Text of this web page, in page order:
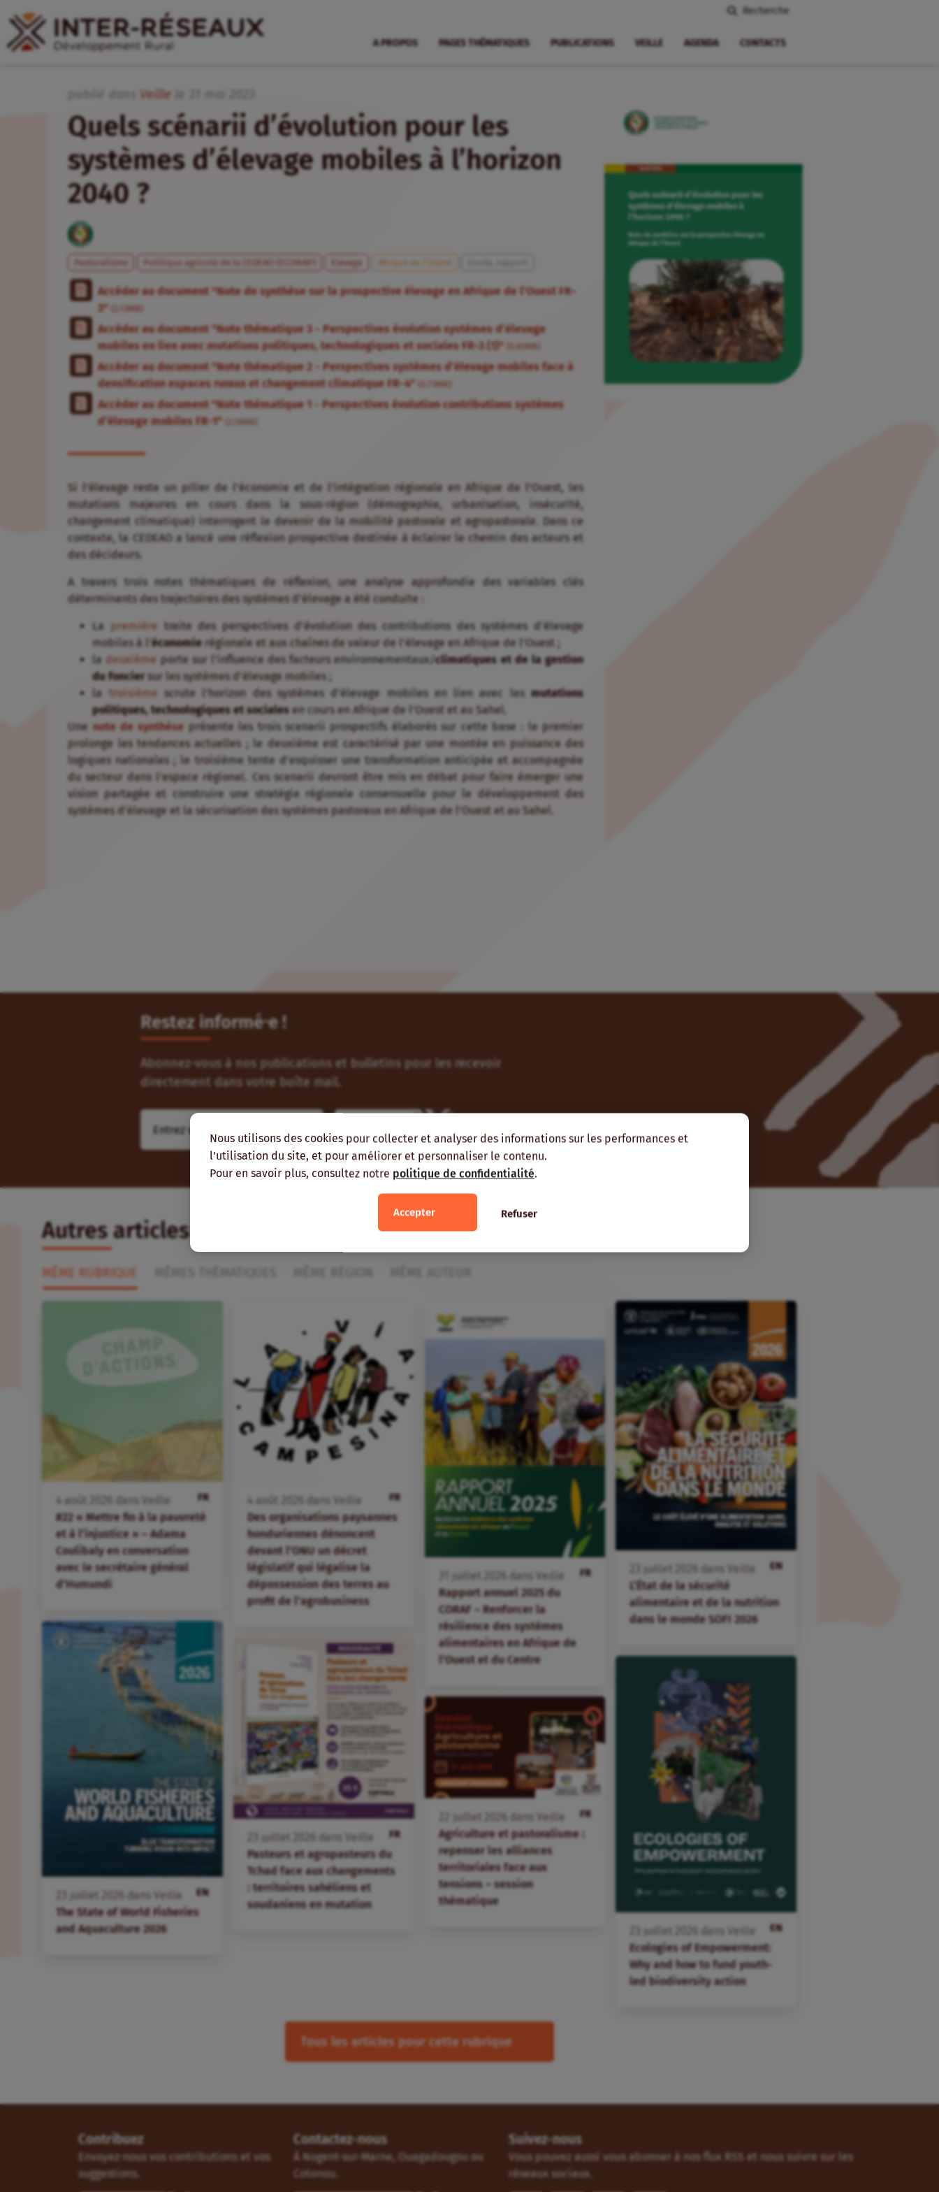
Nous utilisons des cookies pour collecter et analyser des informations sur les performances et
l'utilisation du site, et pour améliorer et personnaliser le contenu.
Pour en savoir plus, consultez notre politique de confidentialité.
Accepter Refuser
Recherche
A PROPOS PAGES THÉMATIQUES PUBLICATIONS VEILLE AGENDA CONTACTS
Veille
Quels scénarii d’évolution pour les
systèmes d’élevage mobiles à l’horizon
2040 ?
Pastoralisme Politique agricole de la CEDEAO (ECOWAP) Elevage Afrique de l’Ouest
Accéder au document "Note de synthèse sur la prospective élevage en Afrique de l’Ouest FR-
3"
(2.13MB)
Accéder au document "Note thématique 3 - Perspectives évolution systèmes d’élevage
mobiles en lien avec mutations politiques, technologiques et sociales FR-3 (1)"
(0.61MB)
Accéder au document "Note thématique 2 - Perspectives systèmes d’élevage mobiles face à
densification espaces ruraux et changement climatique FR-4"
(0.73MB)
Accéder au document "Note thématique 1 - Perspectives évolution contributions systèmes
d’élevage mobiles FR-1"
(2.18MB)
Si l’élevage reste un pilier de l’économie et de l’intégration régionale en Afrique de l’Ouest, les
mutations majeures en cours dans la sous-région (démographie, urbanisation, insécurité,
changement climatique) interrogent le devenir de la mobilité pastorale et agropastorale. Dans ce
contexte, la CEDEAO a lancé une réflexion prospectivedestinée à éclairer le chemin des acteurs et
desdécideurs.
A travers trois notes thématiques de réflexion, une analyse approfondie des variables clés
déterminantsdes trajectoires des systèmes d’élevage a été conduite :
La première traite des perspectives d’évolution des contributions des systèmes d’élevage
mobiles à l’économie régionale et aux chaînes de valeur de l’élevage en Afrique de l’Ouest ;
la deuxième porte sur l’influence des facteurs environnementaux/climatiques et de la gestion
du foncier sur les systèmes d’élevage mobiles ;
la troisième scrute l’horizon des systèmes d’élevage mobiles en lien avec lesmutations
politiques, technologiques et sociales en cours en Afrique de l’Ouest et au Sahel.
Une note de synthèse présente les trois scenarii prospectifs élaborés sur cette base : le premier
prolonge les tendances actuelles ; le deuxième est caractérisé par une montée en puissance des
logiques nationales ; le troisième tente d’esquisser une transformation anticipée et accompagnée
du secteur dans l’espace régional. Ces scenarii devront être mis en débat pour faire émerger une
vision partagée et construire une stratégie régionale consensuelle pour le développement des
systèmes d’élevage et la sécurisation des systèmes pastoraux en Afrique de l’Ouest et au Sahel.
Restez informé⸱e !
Abonnez-vous à nos publications et bulletins pour les recevoir
directement dans votre boîte mail.
M'abonner
Autres articles qui pourraient vous intéresser
MÊME RUBRIQUE
FR
4 août dans
Veille
#22 « Mettre fin à la pauvreté
et à l’injustice » – Adama
Coulibaly en conversation
avec le secrétaire général
d’Humundi
FR
4 août dans
Veille
Des organisations paysannes
honduriennes dénoncent
devant l’ONU un décret
législatif qui légalise la
dépossession des terres au
profit de l’agrobusiness
FR
juillet dans
Veille
Rapport annuel 2025 du
CORAF – Renforcer la
résilience des systèmes
alimentaires en Afrique de
l’Ouest et du Centre
EN
juillet dans
Veille
L’État de la sécurité
alimentaire et de la nutrition
dans le monde SOFI 2026
EN
juillet dans
Veille
The State of World Fisheries
and Aquaculture 2026
FR
juillet dans
Veille
Pasteurs et agropasteurs du
Tchad face aux changements
: territoires sahéliens et
soudaniens en mutation
EN
juillet dans
Veille
Ecologies of Empowerment:
Why and how to fund youth-
led biodiversity action
FR
juillet dans Veille
Agriculture et pastoralisme :
repenser les alliances
territoriales face aux
tensions – session
thématique
Tous les articles pour cette rubrique
Contribuez
Envoyez-nous vos contributions et vos
suggestions.
Contactez-nous
À Nogent-sur-Marne, Ouagadougou ou
Cotonou.
Suivez-nous
Vous pouvez aussi vous abonner à nos flux RSS et nous suivre sur les
réseaux sociaux.